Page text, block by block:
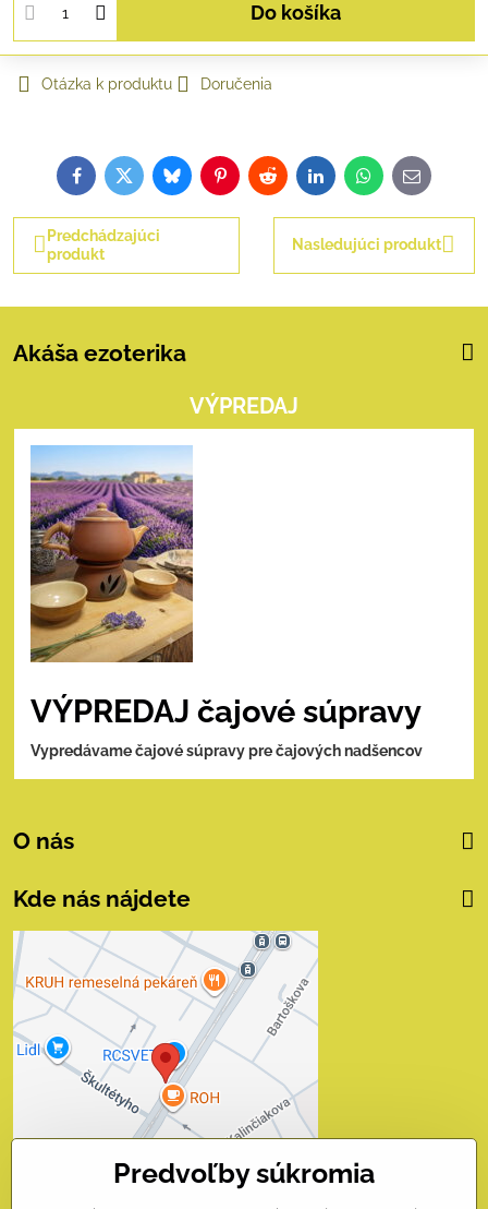
Do košíka
Otázka k produktu Doručenia
FacebookTwitterBlueskyPinterestRedditLinkedInWhatsApp
E-
mail
Predchádzajúci
produkt
Nasledujúci produkt
Akáša ezoterika
VÝPREDAJ
VÝPREDAJ čajové súpravy
Vypredávame čajové súpravy pre čajových nadšencov
O nás
Kde nás nájdete
Externý obsah je
blokovaný Voľbami
súkromia
Prajete si načítať externý obsah?
Povoliť tentokrát
Povoliť a zapamätať - súhlas
Predvoľby súkromia